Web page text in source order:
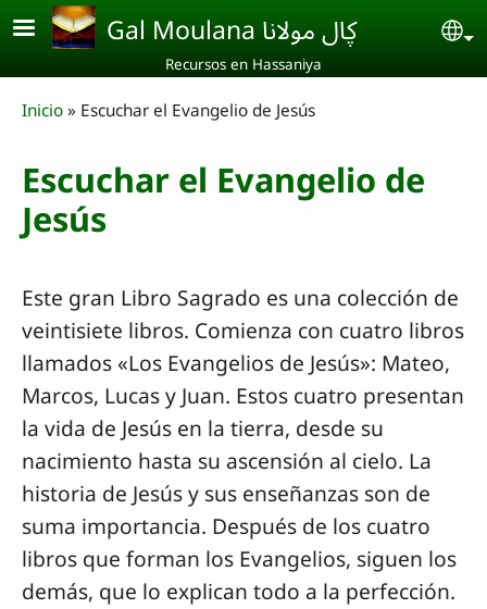
Skip to main content Gal Moulana ڮال مولانا
Recursos en Hassaniya
Breadcrumb
Inicio Escuchar el Evangelio de Jesús
Escuchar el Evangelio de
Jesús
Este gran Libro Sagrado es una colección de
veintisiete libros. Comienza con cuatro libros
llamados «Los Evangelios de Jesús»: Mateo,
Marcos, Lucas y Juan. Estos cuatro presentan
la vida de Jesús en la tierra, desde su
nacimiento hasta su ascensión al cielo. La
historia de Jesús y sus enseñanzas son de
suma importancia. Después de los cuatro
libros que forman los Evangelios, siguen los
demás, que lo explican todo a la perfección.